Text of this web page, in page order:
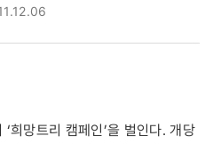
희망트리 캠페인’을 벌인다. 개당